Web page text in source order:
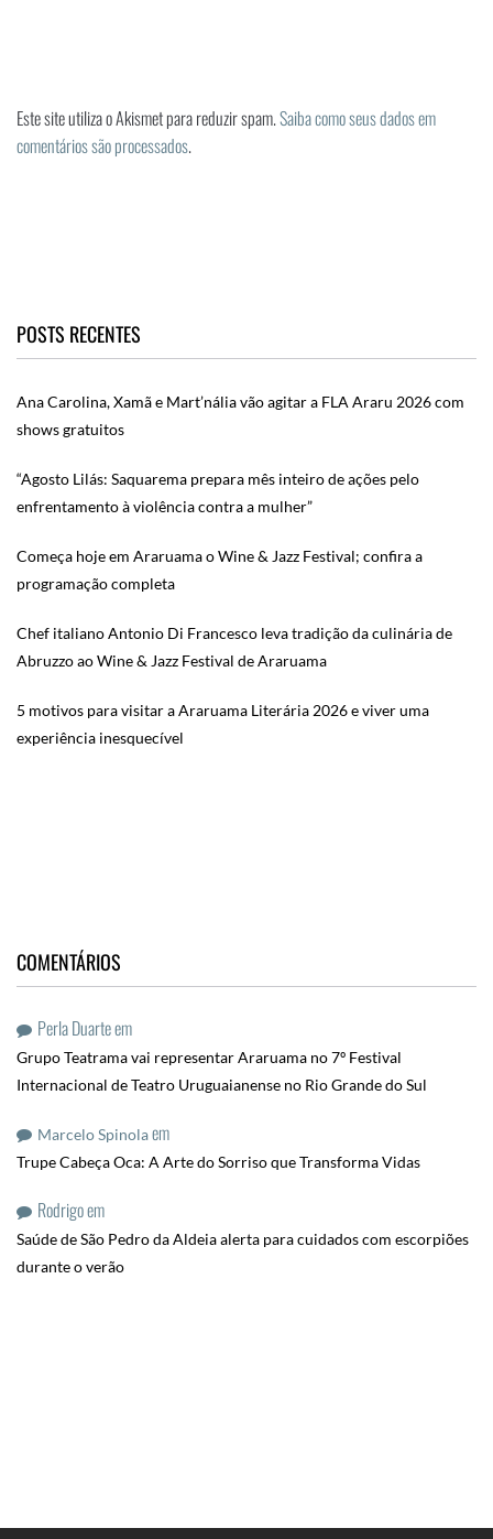
Este site utiliza o Akismet para reduzir spam.Saiba como seus dados em
comentários são processados.
POSTS RECENTES
Ana Carolina, Xamã e Mart’nália vão agitar a FLA Araru 2026 com
shows gratuitos
“Agosto Lilás: Saquarema prepara mês inteiro de ações pelo
enfrentamento à violência contra a mulher”
Começa hoje em Araruama o Wine & Jazz Festival; confira a
programação completa
Chef italiano Antonio Di Francesco leva tradição da culinária de
Abruzzo ao Wine & Jazz Festival de Araruama
5 motivos para visitar a Araruama Literária 2026 e viver uma
experiência inesquecível
COMENTÁRIOS
Perla Duarteem
Grupo Teatrama vai representar Araruama no 7º Festival
Internacional de Teatro Uruguaianense no Rio Grande do Sul
Marcelo Spinolaem
Trupe Cabeça Oca: A Arte do Sorriso que Transforma Vidas
Rodrigoem
Saúde de São Pedro da Aldeia alerta para cuidados com escorpiões
durante o verão